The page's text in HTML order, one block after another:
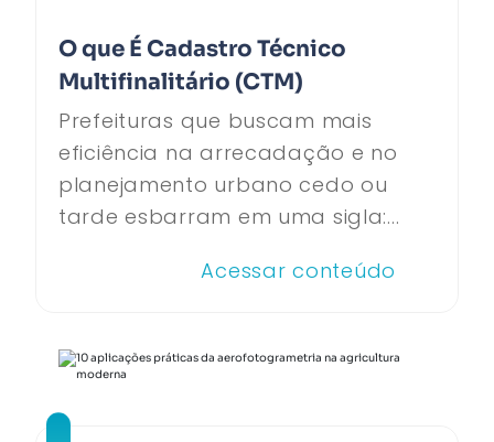
O que É Cadastro Técnico
Multifinalitário (CTM)
Prefeituras que buscam mais
eficiência na arrecadação e no
planejamento urbano cedo ou
tarde esbarram em uma sigla:...
Acessar conteúdo